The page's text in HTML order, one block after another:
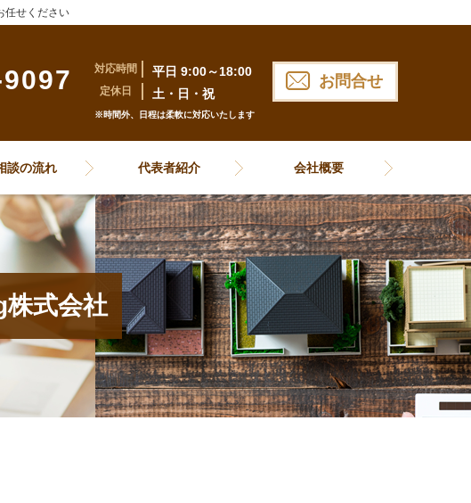
任せください
対応時間 平日 9:00～18:00
定休日 土・日・祝
※時間外、日程は柔軟に対応いたします
お問合せ
談の流れ 代表者紹介 会社概要
式会社